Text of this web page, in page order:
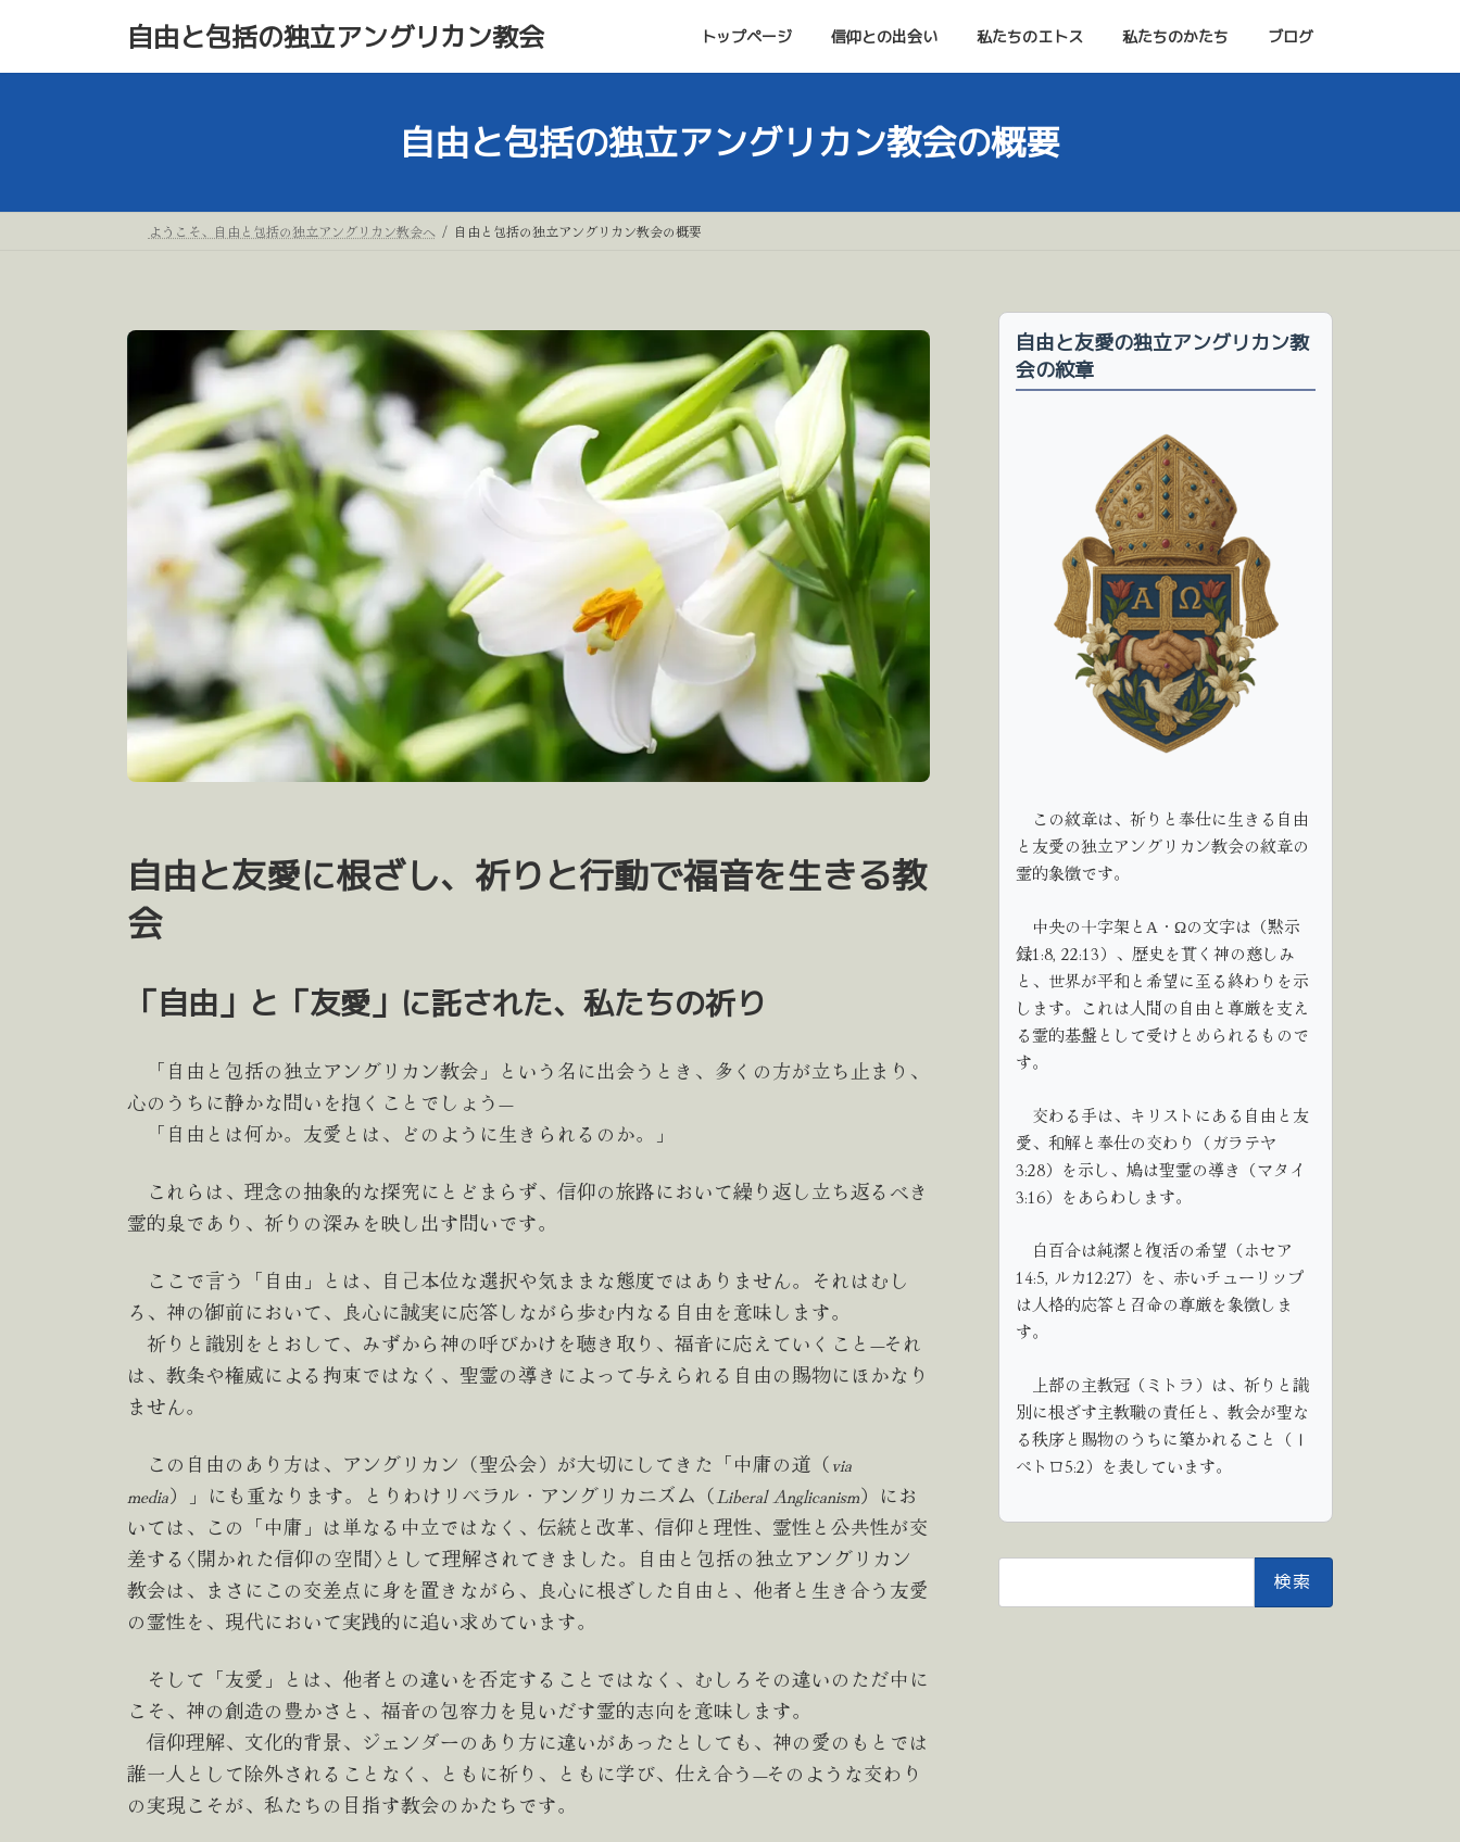
自由と包括の独立アングリカン教会 トップページ 信仰との出会い 私たちのエトス 私たちのかたち ブログ
自由と包括の独立アングリカン教会の概要
ようこそ、自由と包括の独立アングリカン教会へ 自由と包括の独立アングリカン教会の概要
自由と友愛に根ざし、祈りと行動で福音を生きる教
会
「自由」と「友愛」に託された、私たちの祈り
「自由と包括の独立アングリカン教会」という名に出会うとき、多くの方が立ち止まり、
心のうちに静かな問いを抱くことでしょう—
「自由とは何か。友愛とは、どのように生きられるのか。」
これらは、理念の抽象的な探究にとどまらず、信仰の旅路において繰り返し立ち返るべき
霊的泉であり、祈りの深みを映し出す問いです。
ここで言う「自由」とは、自己本位な選択や気ままな態度ではありません。それはむし
ろ、神の御前において、良心に誠実に応答しながら歩む内なる自由を意味します。
祈りと識別をとおして、みずから神の呼びかけを聴き取り、福音に応えていくこと—それ
は、教条や権威による拘束ではなく、聖霊の導きによって与えられる自由の賜物にほかなり
ません。
この自由のあり方は、アングリカン（聖公会）が大切にしてきた「中庸の道（via
media）」にも重なります。とりわけリベラル・アングリカニズム（Liberal Anglicanism）にお
いては、この「中庸」は単なる中立ではなく、伝統と改革、信仰と理性、霊性と公共性が交
差する〈開かれた信仰の空間〉として理解されてきました。自由と包括の独立アングリカン
教会は、まさにこの交差点に身を置きながら、良心に根ざした自由と、他者と生き合う友愛
の霊性を、現代において実践的に追い求めています。
そして「友愛」とは、他者との違いを否定することではなく、むしろその違いのただ中に
こそ、神の創造の豊かさと、福音の包容力を見いだす霊的志向を意味します。
信仰理解、文化的背景、ジェンダーのあり方に違いがあったとしても、神の愛のもとでは
誰一人として除外されることなく、ともに祈り、ともに学び、仕え合う—そのような交わり
の実現こそが、私たちの目指す教会のかたちです。
自由と友愛の独立アングリカン教
会の紋章
この紋章は、祈りと奉仕に生きる自由
と友愛の独立アングリカン教会の紋章の
霊的象徴です。
中央の十字架とΑ・Ωの文字は（黙示
録1:8, 22:13）、歴史を貫く神の慈しみ
と、世界が平和と希望に至る終わりを示
します。これは人間の自由と尊厳を支え
る霊的基盤として受けとめられるもので
す。
交わる手は、キリストにある自由と友
愛、和解と奉仕の交わり（ガラテヤ
3:28）を示し、鳩は聖霊の導き（マタイ
3:16）をあらわします。
白百合は純潔と復活の希望（ホセア
14:5, ルカ12:27）を、赤いチューリップ
は人格的応答と召命の尊厳を象徴しま
す。
上部の主教冠（ミトラ）は、祈りと識
別に根ざす主教職の責任と、教会が聖な
る秩序と賜物のうちに築かれること（Ⅰ
ペトロ5:2）を表しています。
索: